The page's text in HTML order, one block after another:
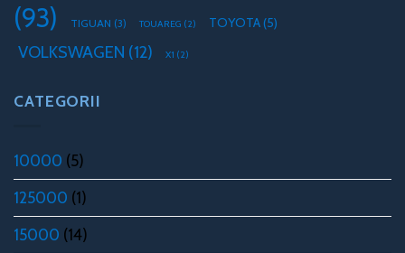
(93)
TIGUAN (3) TOUAREG (2) TOYOTA(5)
VOLKSWAGEN (12) X1 (2)
CATEGORII
10000 (5)
125000 (1)
15000 (14)